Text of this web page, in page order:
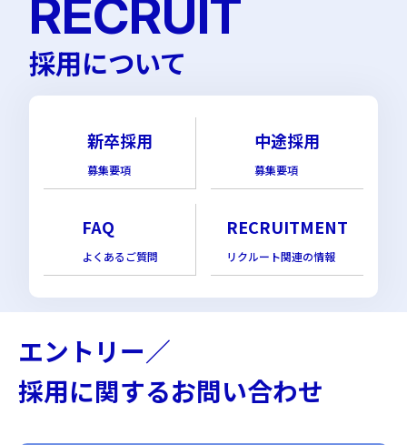
RECRUIT
採用について
新卒採用
募集要項
中途採用
募集要項
FAQ
よくあるご質問
RECRUITMENT
リクルート関連の情報
エントリー／
採用に関するお問い合わせ